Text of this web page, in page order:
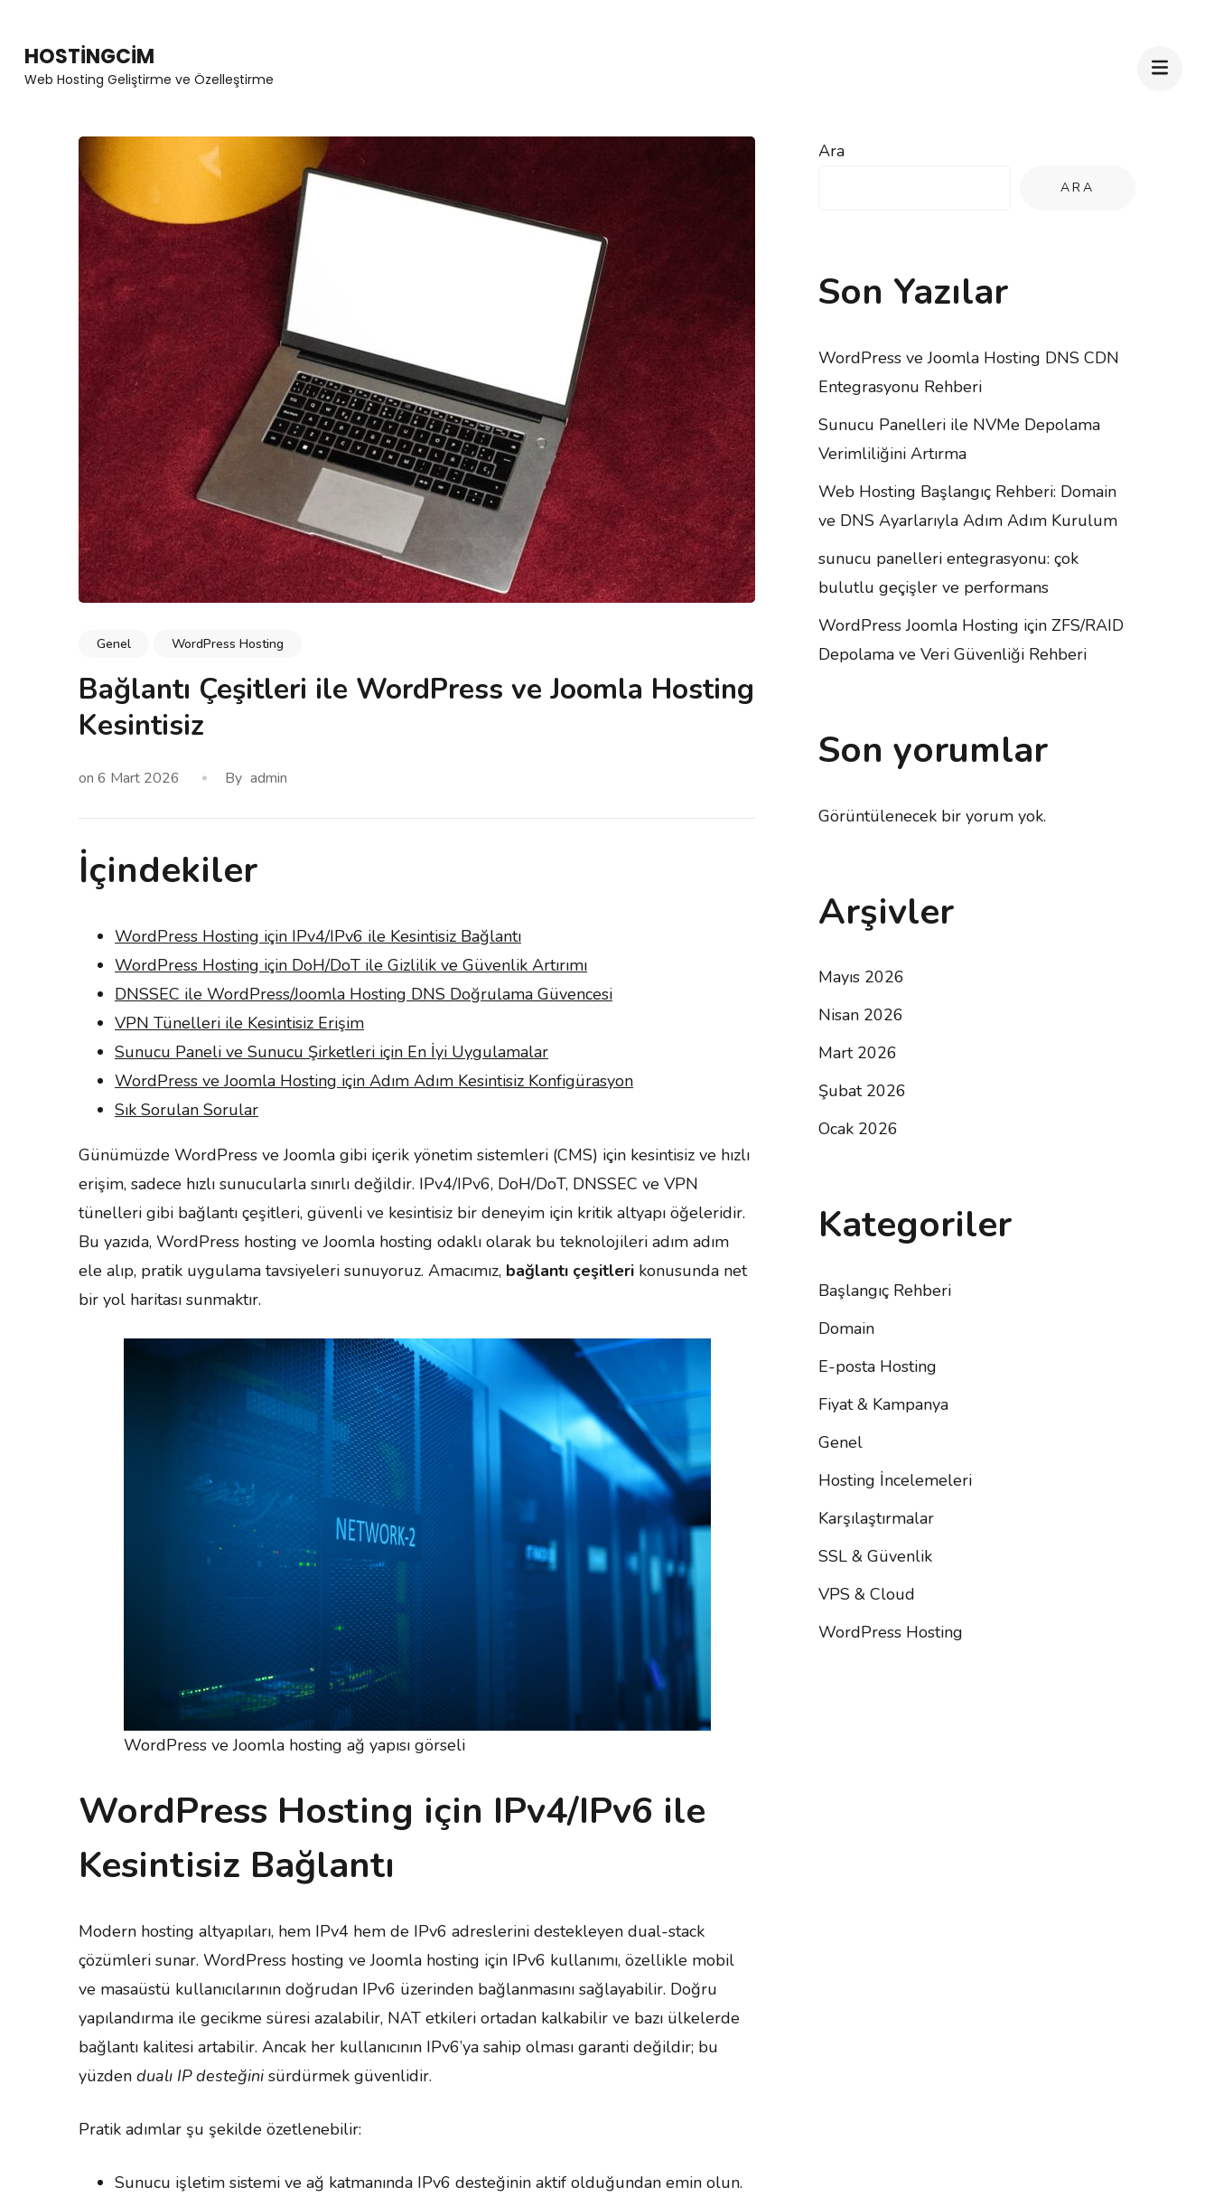
content
HOSTINGCIM
Web Hosting Geliştirme ve Özelleştirme
Genel WordPress Hosting
Bağlantı Çeşitleri ile WordPress ve Joomla Hosting
Kesintisiz
on 6 Mart 2026 By admin
İçindekiler
WordPress Hosting için IPv4/IPv6 ile Kesintisiz Bağlantı
WordPress Hosting için DoH/DoT ile Gizlilik ve Güvenlik Artırımı
DNSSEC ile WordPress/Joomla Hosting DNS Doğrulama Güvencesi
VPN Tünelleri ile Kesintisiz Erişim
Sunucu Paneli ve Sunucu Şirketleri için En İyi Uygulamalar
WordPress ve Joomla Hosting için Adım Adım Kesintisiz Konfigürasyon
Sık Sorulan Sorular
Günümüzde WordPress ve Joomla gibi içerik yönetim sistemleri (CMS) için kesintisiz ve hızlı
erişim, sadece hızlı sunucularla sınırlı değildir. IPv4/IPv6, DoH/DoT, DNSSEC ve VPN
tünelleri gibi bağlantı çeşitleri, güvenli ve kesintisiz bir deneyim için kritik altyapı öğeleridir.
Bu yazıda, WordPress hosting ve Joomla hosting odaklı olarak bu teknolojileri adım adım
ele alıp, pratik uygulama tavsiyeleri sunuyoruz. Amacımız, bağlantı çeşitleri konusunda net
bir yol haritası sunmaktır.
WordPress ve Joomla hosting ağ yapısı görseli
WordPress Hosting için IPv4/IPv6 ile
Kesintisiz Bağlantı
Modern hosting altyapıları, hem IPv4 hem de IPv6 adreslerini destekleyen dual-stack
çözümleri sunar. WordPress hosting ve Joomla hosting için IPv6 kullanımı, özellikle mobil
ve masaüstü kullanıcılarının doğrudan IPv6 üzerinden bağlanmasını sağlayabilir. Doğru
yapılandırma ile gecikme süresi azalabilir, NAT etkileri ortadan kalkabilir ve bazı ülkelerde
bağlantı kalitesi artabilir. Ancak her kullanıcının IPv6’ya sahip olması garanti değildir; bu
yüzden dualı IP desteğini sürdürmek güvenlidir.
Pratik adımlar şu şekilde özetlenebilir:
Sunucu işletim sistemi ve ağ katmanında IPv6 desteğinin aktif olduğundan emin olun.
Ara
ARA
Son Yazılar
WordPress ve Joomla Hosting DNS CDN
Entegrasyonu Rehberi
Sunucu Panelleri ile NVMe Depolama
Verimliliğini Artırma
Web Hosting Başlangıç Rehberi: Domain
ve DNS Ayarlarıyla Adım Adım Kurulum
sunucu panelleri entegrasyonu: çok
bulutlu geçişler ve performans
WordPress Joomla Hosting için ZFS/RAID
Depolama ve Veri Güvenliği Rehberi
Son yorumlar
Görüntülenecek bir yorum yok.
Arşivler
Mayıs 2026
Nisan 2026
Mart 2026
Şubat 2026
Ocak 2026
Kategoriler
Başlangıç Rehberi
Domain
E-posta Hosting
Fiyat & Kampanya
Genel
Hosting İncelemeleri
Karşılaştırmalar
SSL & Güvenlik
VPS & Cloud
WordPress Hosting